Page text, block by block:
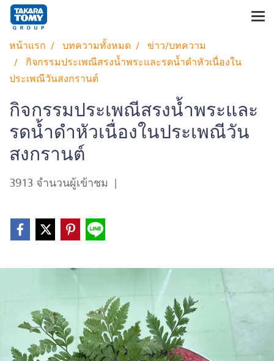
หน้าแรก บทความทั้งหมด
ข่าว/บทความ
กิจกรรมประเพณีสรงน้ำพระและรดน้ำดำหัวเนื่องใน
ประเพณีวันสงกรานต์
กิจกรรมประเพณีสรงน้ำพระและ
รดน้ำดำหัวเนื่องในประเพณีวัน
สงกรานต์
3913 จำนวนผู้เข้าชม